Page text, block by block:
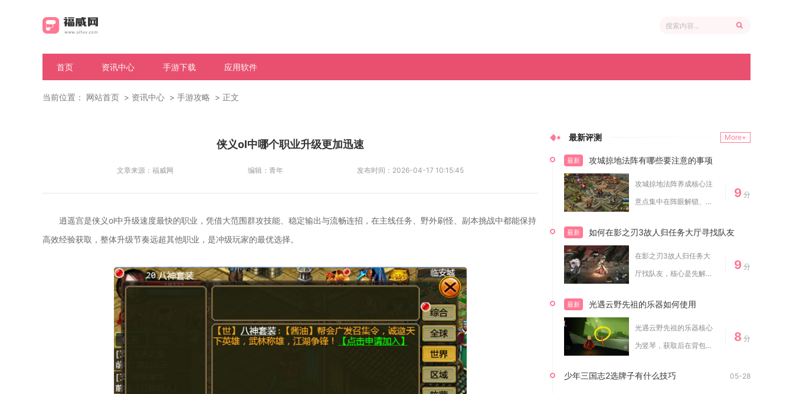
首页 资讯中心 手游下载 应用软件
当前位置： 网站首页 资讯中心 手游攻略 正文
侠义ol中哪个职业升级更加迅速
文章来源： 福威网 编辑： 青年 发布时间： 2026-04-17 10:15:45
逍遥宫是侠义ol中升级速度最快的职业，凭借大范围群攻技能、稳定输出与流畅连招，在主线任务、野外刷怪、副本挑战中都能保持
高效经验获取，整体升级节奏远超其他职业，是冲级玩家的最优选择。
最新评测 More+
最新 攻城掠地法阵有哪些要注意的事项
攻城掠地法阵养成核心注
意点集中在阵眼解锁、兵
9 分
最新 如何在影之刃3故人归任务大厅寻找队友
在影之刃3故人归任务大
厅找队友，核心是先解锁
9 分
最新 光遇云野先祖的乐器如何使用
光遇云野先祖的乐器核心
为竖琴，获取后在背包装
8 分
少年三国志2选牌子有什么技巧 05-28